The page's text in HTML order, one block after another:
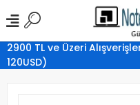
2900 TL ve Üzeri
120USD)